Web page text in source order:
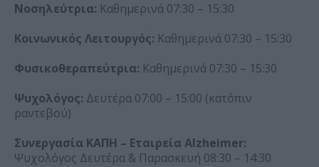
Νοσηλεύτρια: Καθημερινά 07:30 – 15:30
Κοινωνικός Λειτουργός: Καθημερινά 07:30 – 15:30
Φυσικοθεραπεύτρια: Καθημερινά 07:30 – 15:30
Ψυχολόγος: Δευτέρα 07:00 – 15:00 (κατόπιν
ραντεβού)
Συνεργασία ΚΑΠΗ – Εταιρεία Alzheimer:
Ψυχολόγος Δευτέρα & Παρασκευή 08:30 – 14:30